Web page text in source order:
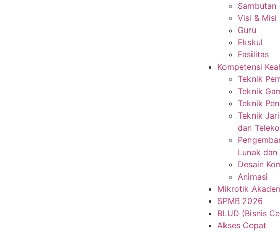
Sambutan
Visi & Misi
Guru
Ekskul
Fasilitas
Kompetensi
Teknik
Teknik
Teknik
Teknik
dan
Lunak dan
Desain
Animasi
Mikrotik
SPMB 2026
BLUD (Bisnis
Akses Cepat